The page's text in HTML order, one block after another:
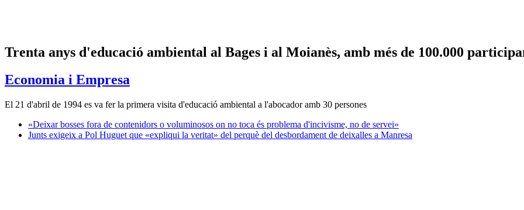
Trenta anys d'educació ambiental al Bages i al Moianès, amb més de 100.000
Economia i Empresa
El 21 d'abril de 1994 es va fer la primera visita d'educació ambiental a l'abocador amb 30 persones
«Deixar bosses fora de contenidors o voluminosos on no toca és problema d'incivisme, no de servei»
Junts exigeix a Pol Huguet que «expliqui la veritat» del perquè del desbordament de deixalles a Manresa